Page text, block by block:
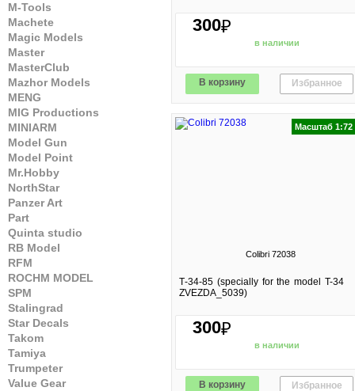
M-Tools
Machete
Magic Models
Master
MasterClub
Mazhor Models
MENG
MIG Productions
MINIARM
Model Gun
Model Point
Mr.Hobby
NorthStar
Panzer Art
Part
Quinta studio
RB Model
RFM
ROCHM MODEL
SPM
Stalingrad
Star Decals
Takom
Tamiya
Trumpeter
Value Gear
300₽
в наличии
В корзину Избранное
Масштаб 1:72
Colibri 72038
Т-34-85 (specially for the model T-34
ZVEZDA_5039)
300₽
в наличии
В корзину Избранное